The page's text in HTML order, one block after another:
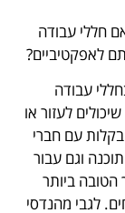
חללי עבודה
לאפקטיביים?
עבודה
לעזור או
עם חברי
וגם עבור
ביותר
לגבי מהנדסי